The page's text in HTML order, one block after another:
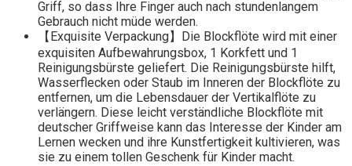
Griff, so dass Ihre Finger auch nach stundenlangem
Gebrauch nicht müde werden.
【Exquisite Verpackung】Die Blockflöte wird mit einer
exquisiten Aufbewahrungsbox, 1 Korkfett und 1
Reinigungsbürste geliefert. Die Reinigungsbürste hilft,
Wasserflecken oder Staub im Inneren der Blockflöte zu
entfernen, um die Lebensdauer der Vertikalflöte zu
verlängern. Diese leicht verständliche Blockflöte mit
deutscher Griffweise kann das Interesse der Kinder am
Lernen wecken und ihre Kunstfertigkeit kultivieren, was
sie zu einem tollen Geschenk für Kinder macht.